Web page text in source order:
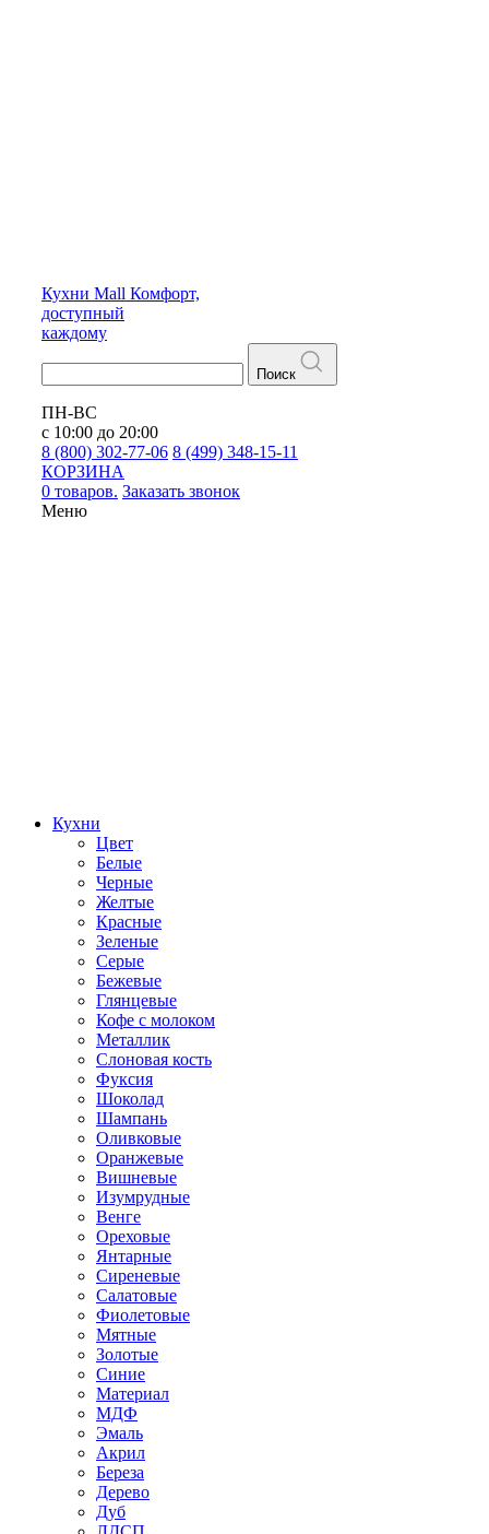
Кухни Mall Комфорт,
доступный
каждому
Поиск
ПН-ВС
с 10:00 до 20:00
8 (800) 302-77-06 8 (499) 348-15-11
КОРЗИНА
0 товаров. Заказать звонок
Меню
Кухни
Цвет
Белые
Черные
Желтые
Красные
Зеленые
Серые
Бежевые
Глянцевые
Кофе с молоком
Металлик
Слоновая кость
Фуксия
Шоколад
Шампань
Оливковые
Оранжевые
Вишневые
Изумрудные
Венге
Ореховые
Янтарные
Сиреневые
Салатовые
Фиолетовые
Мятные
Золотые
Синие
Материал
МДФ
Эмаль
Акрил
Береза
Дерево
Дуб